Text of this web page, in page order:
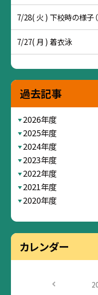
7/28( 火 ) 下校時の様子
7/27( 月 ) 着衣泳
過去記事
2026年度
2025年度
2024年度
2023年度
2022年度
2021年度
2020年度
カレンダー